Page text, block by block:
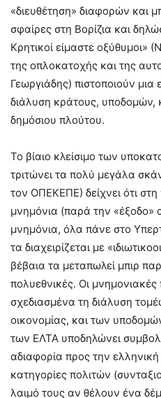
«διευθέτηση» διαφορών
σφαίρες στη Βορίζια και
Κρητικοί είμαστε
της οπλοκατοχής και της
Γεωργιάδης) πιστοποιούν μια
διάλυση κράτους, υποδομών,
δημόσιου πλούτου.
Το βίαιο κλείσιμο των
τριτώνει τα πολύ μεγάλα
τον ΟΠΕΚΕΠΕ) δείχνει ότι
μνημόνια (παρά την
μνημόνια, όλα πάνε στο
τα διαχειρίζεται με
βέβαια τα μεταπωλεί μπιρ
πολυεθνικές. Οι
σχεδιασμένα τη διάλυση
οικονομίας, και των
των ΕΛΤΑ υποδηλώνει
αδιαφορία προς την
κατηγορίες πολιτών
λαιμό τους αν θέλουν ένα